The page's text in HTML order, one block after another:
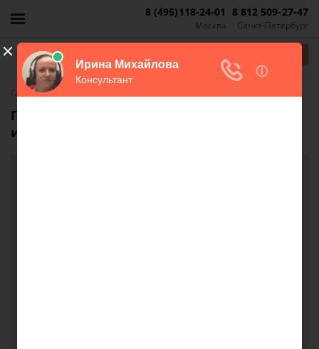
Москва
8 (495)118-24-01
Санкт-Петербург
8 812 509-27-47
Главная-FAQ
Продажа доли в квартире, купленной в
ипотеку под материнский капитал